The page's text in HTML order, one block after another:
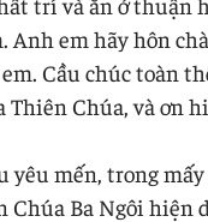
Anh em hãy hôn
Cầu chúc toàn
Chúa, và ơn
yêu mến, trong
Chúa Ba Ngôi